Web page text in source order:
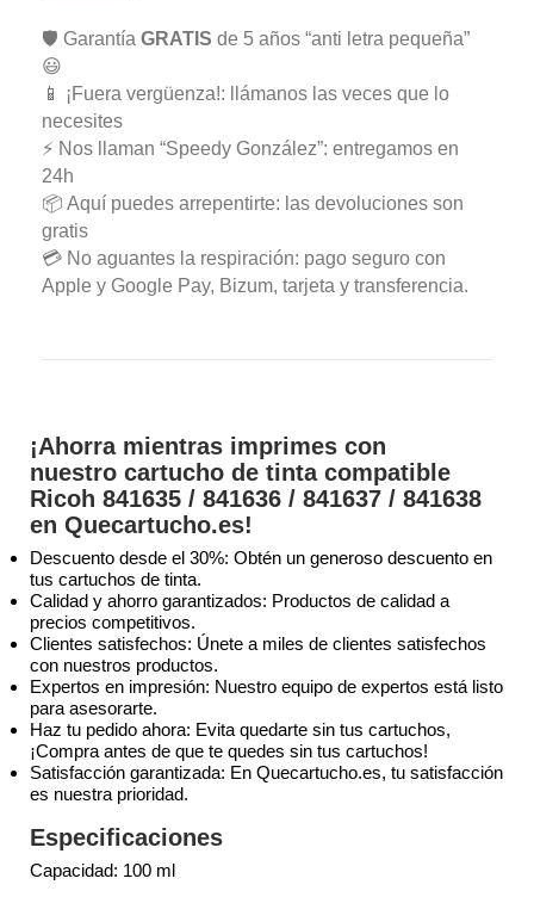
🛡️ Garantía GRATIS de 5 años “anti letra pequeña”
😃
📱 ¡Fuera vergüenza!: llámanos las veces que lo
necesites
⚡ Nos llaman “Speedy González”: entregamos en
24h
📦 Aquí puedes arrepentirte: las devoluciones son
gratis
💳 No aguantes la respiración: pago seguro con
Apple y Google Pay, Bizum, tarjeta y transferencia.
¡Ahorra mientras imprimes con
nuestro cartucho de tinta compatible
Ricoh 841635 / 841636 / 841637 / 841638
en Quecartucho.es!
Descuento desde el 30%: Obtén un generoso descuento en
tus cartuchos de tinta.
Calidad y ahorro garantizados: Productos de calidad a
precios competitivos.
Clientes satisfechos: Únete a miles de clientes satisfechos
con nuestros productos.
Expertos en impresión: Nuestro equipo de expertos está listo
para asesorarte.
Haz tu pedido ahora: Evita quedarte sin tus cartuchos,
¡Compra antes de que te quedes sin tus cartuchos!
Satisfacción garantizada: En Quecartucho.es, tu satisfacción
es nuestra prioridad.
Especificaciones
Capacidad: 100 ml